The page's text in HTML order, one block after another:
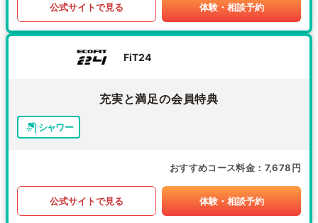
公式サイトで見る 体験・相談予約
FiT24
充実と満足の会員特典
シャワー
おすすめコース料金 7,678円
公式サイトで見る 体験・相談予約